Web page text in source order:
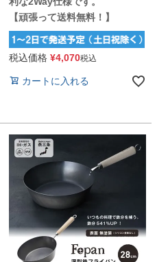
【頑張って送料無料！】
税込価格 ¥4,070税込
カートに入れる